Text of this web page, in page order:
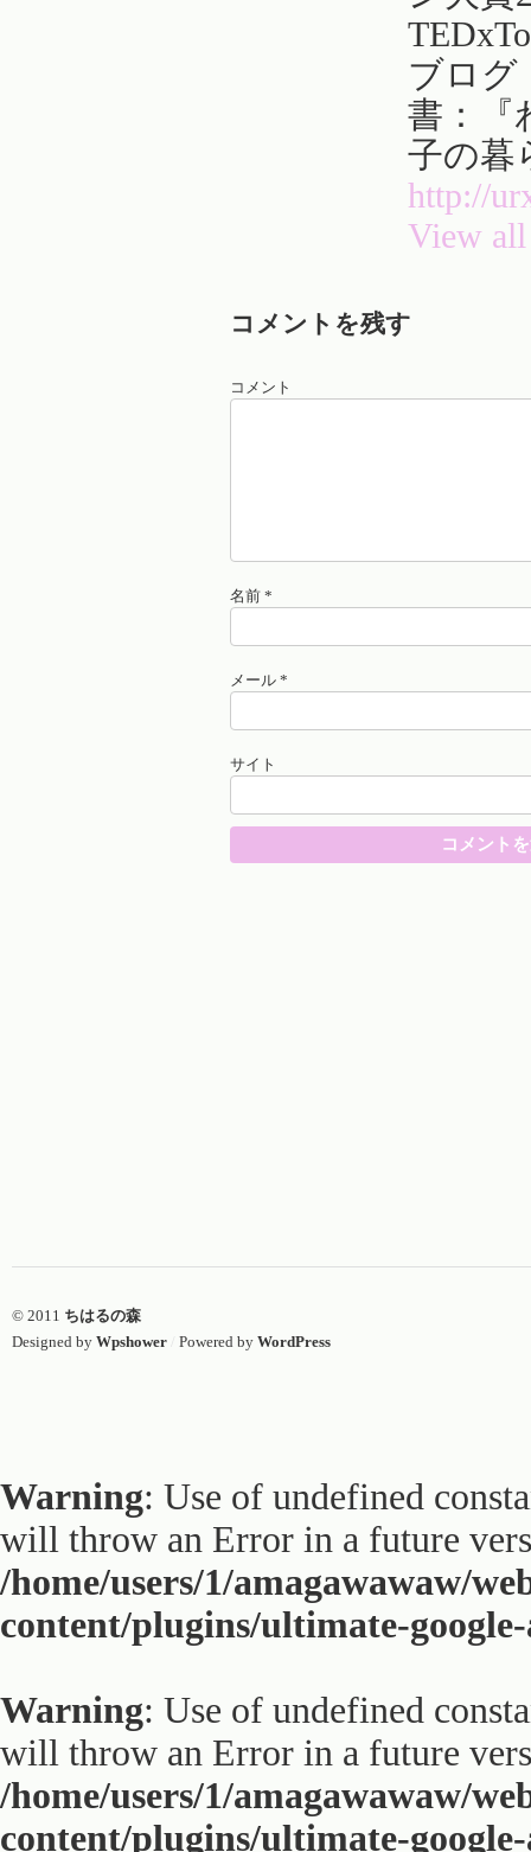
ブロ
書：『
子の暮
http://
View
コメントを残す
コメント
名前 *
メール *
サイト
© 2011 ちはるの森
Designed by Wpshower Powered by WordPress
Warning: Use of undefined
will throw an Error in a future
/home/users/1/amagawawaw/
content/plugins/ultimate-
Warning: Use of undefined
will throw an Error in a future
/home/users/1/amagawawaw/
content/plugins/ultimate-